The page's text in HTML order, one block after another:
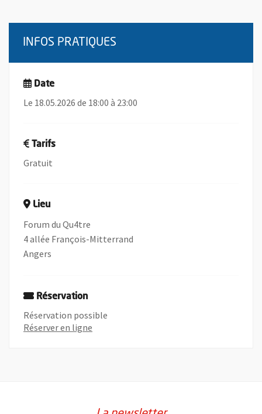
INFOS PRATIQUES
Date
Le 18.05.2026 de 18:00 à 23:00
Tarifs
Gratuit
Lieu
Forum du Qu4tre
4 allée François-Mitterrand
Angers
Réservation
Réservation possible
Réserver en ligne